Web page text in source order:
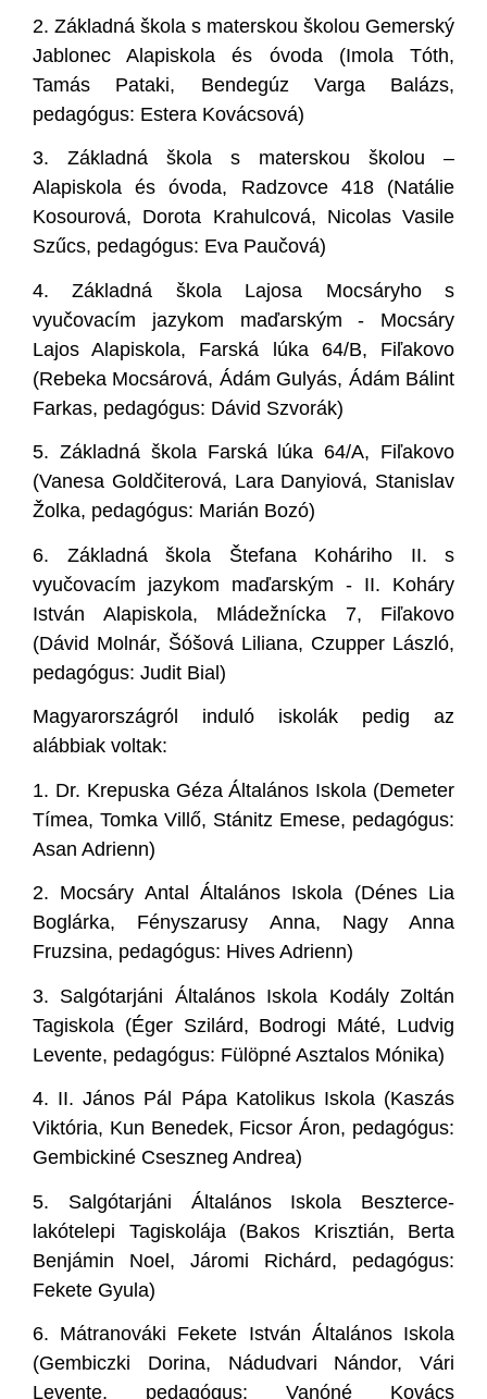
2. Základná škola s materskou školou Gemerský
Jablonec Alapiskola és óvoda (Imola Tóth,
Tamás Pataki, Bendegúz Varga Balázs,
pedagógus: Estera Kovácsová)
3. Základná škola s materskou školou –
Alapiskola és óvoda, Radzovce 418 (Natálie
Kosourová, Dorota Krahulcová, Nicolas Vasile
Szűcs, pedagógus: Eva Paučová)
4.Základná škola Lajosa Mocsáryho s
vyučovacím jazykom maďarským - Mocsáry
Lajos Alapiskola, Farská lúka 64/B, Fiľakovo
(Rebeka Mocsárová, Ádám Gulyás, Ádám Bálint
Farkas, pedagógus: Dávid Szvorák)
5. Základná škola Farská lúka 64/A, Fiľakovo
(Vanesa Goldčiterová, Lara Danyiová, Stanislav
Žolka, pedagógus: Marián Bozó)
6. Základná škola Štefana Koháriho II. s
vyučovacím jazykom maďarským - II. Koháry
István Alapiskola, Mládežnícka 7, Fiľakovo
(Dávid Molnár, Šóšová Liliana, Czupper László,
pedagógus: Judit Bial)
Magyarországról induló iskolák pedig az
alábbiak voltak:
1. Dr. Krepuska Géza Általános Iskola (Demeter
Tímea, Tomka Villő, Stánitz Emese, pedagógus:
Asan Adrienn)
2. Mocsáry Antal Általános Iskola (Dénes Lia
Boglárka, Fényszarusy Anna, Nagy Anna
Fruzsina, pedagógus: Hives Adrienn)
3. Salgótarjáni Általános Iskola Kodály Zoltán
Tagiskola (Éger Szilárd, Bodrogi Máté, Ludvig
Levente, pedagógus: Fülöpné Asztalos Mónika)
4. II. János Pál Pápa Katolikus Iskola (Kaszás
Viktória, Kun Benedek, Ficsor Áron, pedagógus:
Gembickiné Cseszneg Andrea)
5. Salgótarjáni Általános Iskola Beszterce-
lakótelepi Tagiskolája (Bakos Krisztián, Berta
Benjámin Noel, Járomi Richárd, pedagógus:
Fekete Gyula)
6. Mátranováki Fekete István Általános Iskola
(Gembiczki Dorina, Nádudvari Nándor, Vári
Levente, pedagógus: Vanóné Kovács